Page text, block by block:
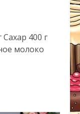
400 г
молоко